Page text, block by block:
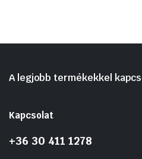
A legjobb termékekkel
Kapcsolat
+36 30 411 1278